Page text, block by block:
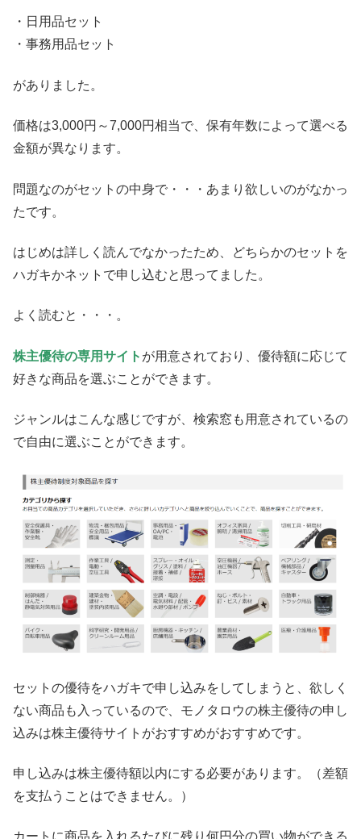
・日用品セット
・事務用品セット
がありました。
価格は3,000円～7,000円相当で、保有年数によって選べる
金額が異なります。
問題なのがセットの中身で・・・あまり欲しいのがなかっ
たです。
はじめは詳しく読んでなかったため、どちらかのセットを
ハガキかネットで申し込むと思ってました。
よく読むと・・・。
株主優待の専用サイト が用意されており、優待額に応じて
好きな商品を選ぶことができます。
ジャンルはこんな感じですが、検索窓も用意されているの
で自由に選ぶことができます。
セットの優待をハガキで申し込みをしてしまうと、欲しく
ない商品も入っているので、モノタロウの株主優待の申し
込みは株主優待サイトがおすすめがおすすめです。
申し込みは株主優待額以内にする必要があります。（差額
を支払うことはできません。）